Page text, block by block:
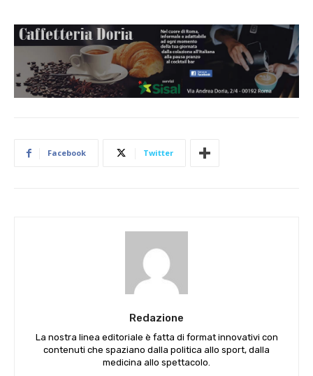
Facebook Twitter
Redazione
La nostra linea editoriale è fatta di format innovativi con
contenuti che spaziano dalla politica allo sport, dalla
medicina allo spettacolo.